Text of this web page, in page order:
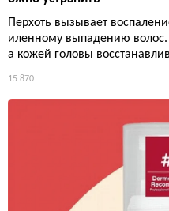
Перхоть вызывает
иленному выпадению волос.
а кожей головы
15 870